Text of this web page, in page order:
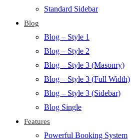
Standard Sidebar
Blog
Blog – Style 1
Blog – Style 2
Blog – Style 3 (Masonry)
Blog – Style 3 (Full Width)
Blog – Style 3 (Sidebar)
Blog Single
Features
Powerful Booking System